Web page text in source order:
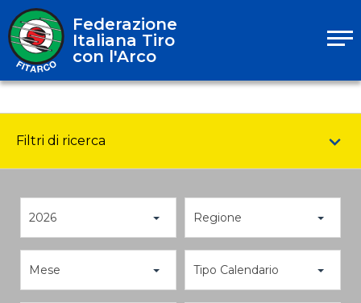
Federazione
Italiana Tiro
con l'Arco
Filtri di ricerca
2026 Regione
Mese Tipo Calendario